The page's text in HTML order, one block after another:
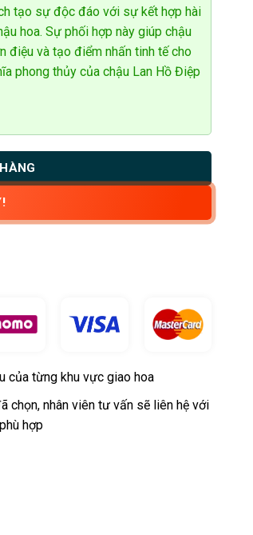
tạo sự độc đáo với sự kết hợp hài
hoa. Sự phối hợp này giúp chậu
điệu và tạo điểm nhấn tinh tế cho
phong thủy của chậu Lan Hồ Điệp
của từng khu vực giao hoa
chọn, nhân viên tư vấn sẽ liên hệ với
hợp